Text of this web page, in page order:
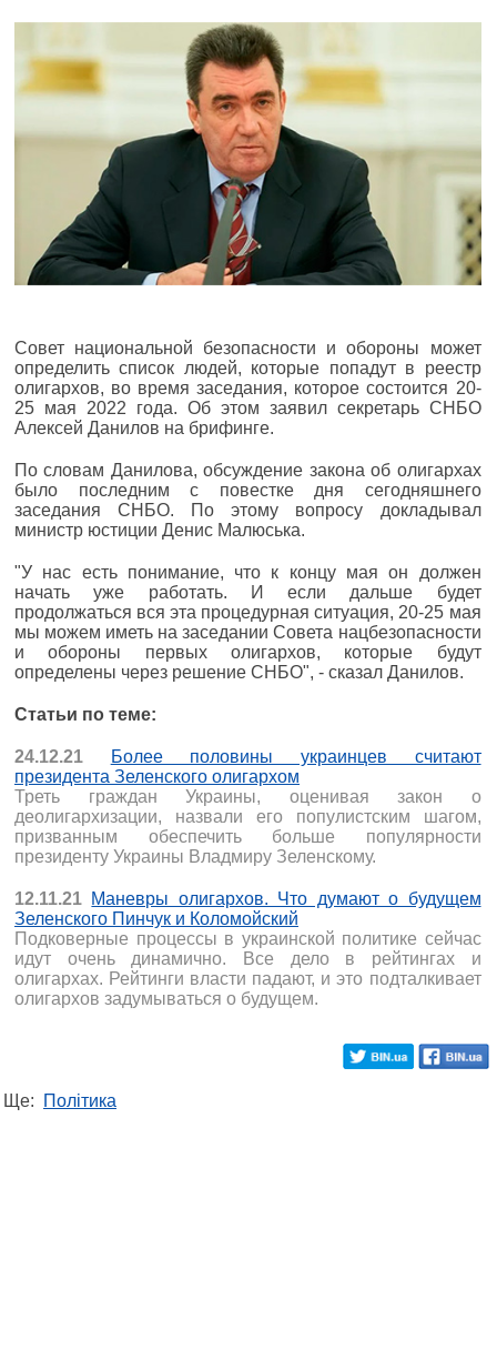
Совет национальной безопасности и обороны может
определить список людей, которые попадут в реестр
олигархов, во время заседания, которое состоится 20-
25 мая 2022 года. Об этом заявил секретарь СНБО
Алексей Данилов на брифинге.
По словам Данилова, обсуждение закона об олигархах
было последним с повестке дня сегодняшнего
заседания СНБО. По этому вопросу докладывал
министр юстиции Денис Малюська.
"У нас есть понимание, что к концу мая он должен
начать уже работать. И если дальше будет
продолжаться вся эта процедурная ситуация, 20-25 мая
мы можем иметь на заседании Совета нацбезопасности
и обороны первых олигархов, которые будут
определены через решение СНБО", - сказал Данилов.
Статьи по теме:
24.12.21
Более половины украинцев считают
президента Зеленского олигархом
Треть граждан Украины, оценивая закон о
деолигархизации, назвали его популистским шагом,
призванным обеспечить больше популярности
президенту Украины Владмиру Зеленскому.
12.11.21 Маневры олигархов. Что думают о будущем
Зеленского Пинчук и Коломойский
Подковерные процессы в украинской политике сейчас
идут очень динамично. Все дело в рейтингах и
олигархах. Рейтинги власти падают, и это подталкивает
олигархов задумываться о будущем.
Ще: Політика